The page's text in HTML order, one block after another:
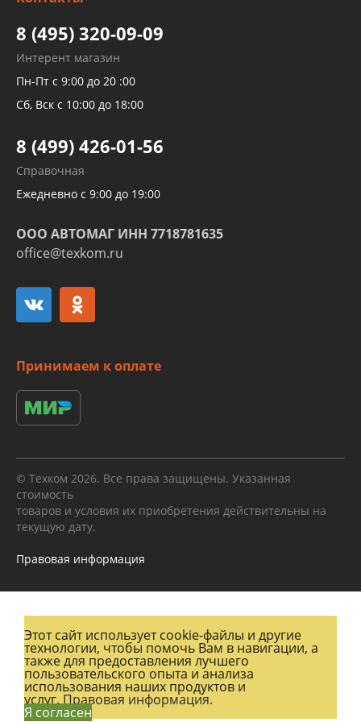
Тормозных трубок
Рукавов гидроусилителей
Рукавов компрессоров и турбин
Трубок кондиционеров
Развертка пайка медных стальных
алюминиевых трубок и штуцеров
8 (495) 320-09-09
Интерент магазин
Пн-Пт с 9:00 до 20 :00
Сб, Вск с 10:00 до 18:00
8 (499) 426-01-56
Справочная
Ежедневно с 9:00 до 19:00
ООО АВТОМАГ ИНН 7718781635
office@texkom.ru
Принимаем к оплате
© Техком 2026. Все права защищены. Указанная
стоимость
товаров и условия их приобретения действительны на
текущую дату.
Правовая информация
Этот сайт использует cookie-файлы и другие
технологии, чтобы помочь Вам в навигации, а
также для предоставления лучшего
пользовательского опыта и анализа
использования наших продуктов и
услуг.Правовая информация.
Я согласен